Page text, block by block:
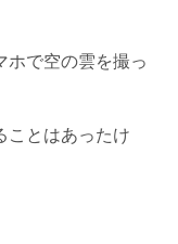
ホで空の雲を撮っ
ことはあったけ